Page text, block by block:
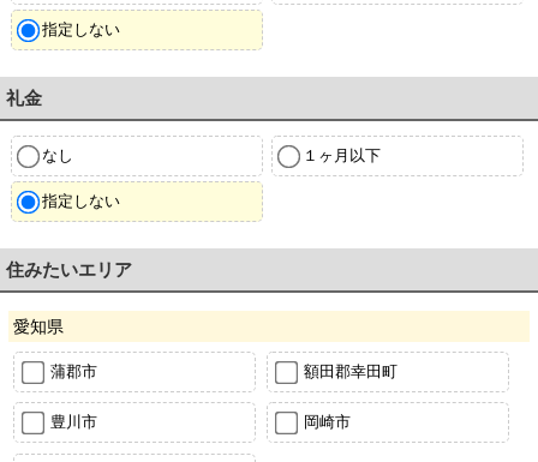
指定しない
礼金
なし １ヶ月以下
指定しない
住みたいエリア
愛知県
蒲郡市 額田郡幸田町
豊川市 岡崎市